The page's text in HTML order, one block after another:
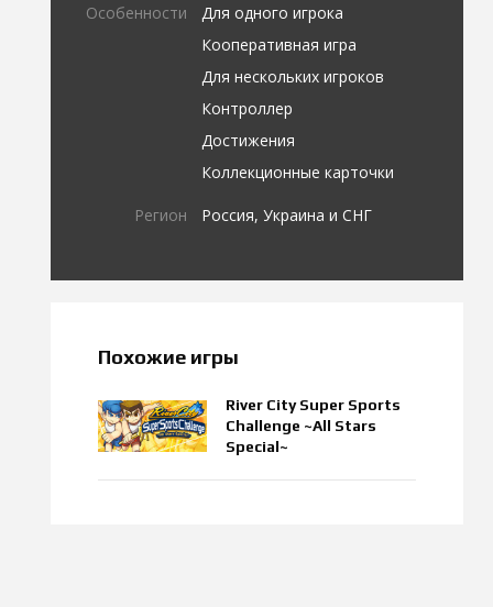
Особенности
Для одного игрока
Кооперативная игра
Для нескольких игроков
Контроллер
Достижения
Коллекционные карточки
Регион Россия, Украина и СНГ
Похожие игры
River City Super Sports
Challenge ~All Stars
Special~